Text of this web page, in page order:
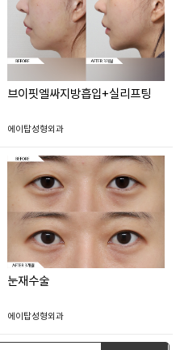
브이핏엘싸지방흡입+실리프팅
에이탑성형외과
눈재수술
에이탑성형외과